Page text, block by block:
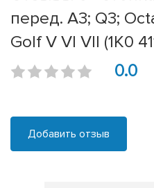
перед. A3; Q3;
Golf V VI VII (1K0
0.0
Добавить отзыв